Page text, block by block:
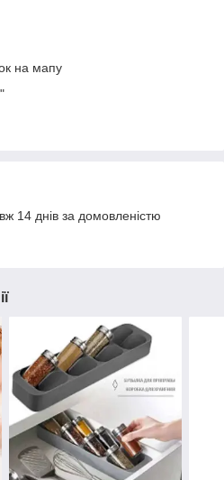
на мапу
14 днів за домовленістю